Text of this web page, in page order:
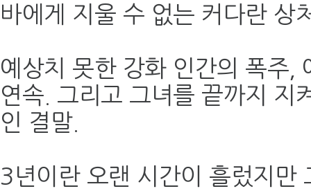
바에게 지울 수 없는 커다란 상
예상치 못한 강화 인간의 폭주,
연속. 그리고 그녀를 끝까지 지
인 결말.
3년이란 오랜 시간이 흘렀지만